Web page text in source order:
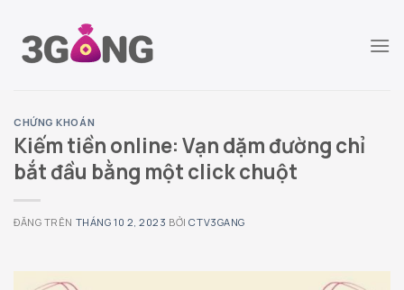
đến
CHỨNG KHOÁN
Kiếm tiền online: Vạn dặm đường chỉ
bắt đầu bằng một click chuột
ĐĂNG TRÊN THÁNG 10 2, 2023 BỞICTV3GANG